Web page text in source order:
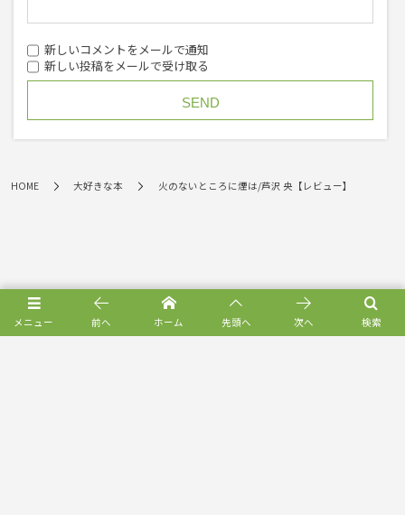
新しいコメントをメールで通知
新しい投稿をメールで受け取る
HOME 大好きな本 火のないところに煙は/芦沢 央【レビュー】
メニュー 検索
前へ ホーム 先頭へ 次へ